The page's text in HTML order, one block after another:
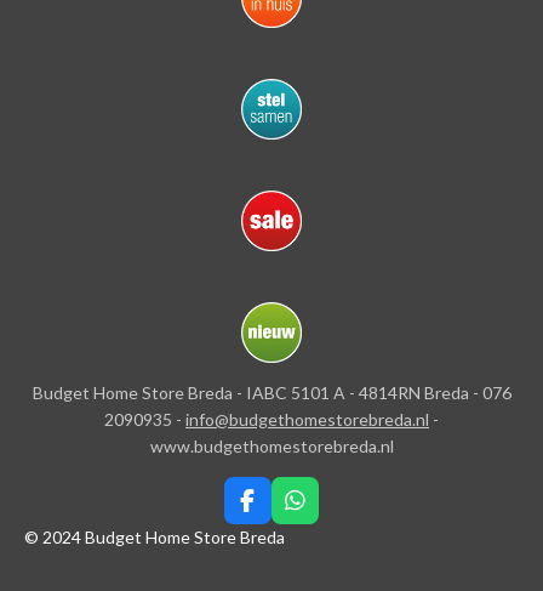
Budget Home Store Breda - IABC 5101 A - 4814RN Breda - 076
2090935 - info@budgethomestorebreda.nl -
www.budgethomestorebreda.nl
F
a
W
h
© 2024 Budget Home Store Breda